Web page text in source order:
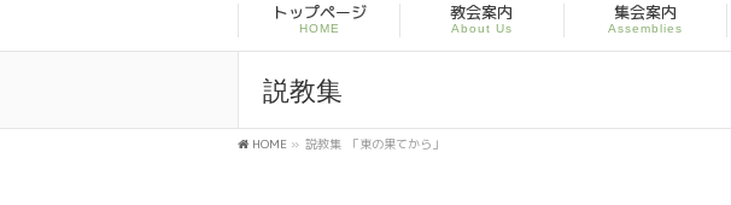
トップページ
HOME
教会案内
About Us
集会案内
Assemblies
説教集
HOME » 説教集 「東の果てから」